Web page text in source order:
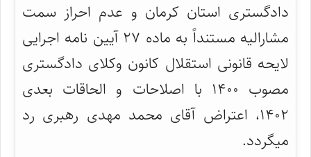
دادگستری استان کرمان و عدم احراز سمت
مشارالیه مستنداً به ماده ۲۷ آیین نامه اجرایی
لایحه قانونی استقلال کانون وکلای دادگستری
مصوب ۱۴۰۰ با اصلاحات و الحاقات بعدی
۱۴۰۲، اعتراض آقای محمد مهدی رهبری رد
میگردد.